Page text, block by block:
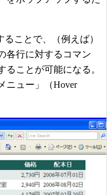
ことで、（例えば）
各行に対するコマン
ることが可能になる。
ニュー」（Hover